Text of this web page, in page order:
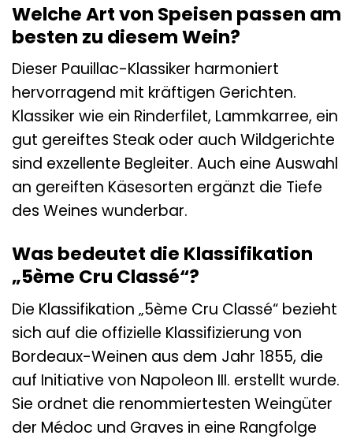
Welche Art von Speisen passen am
besten zu diesem Wein?
Dieser Pauillac-Klassiker harmoniert
hervorragend mit kräftigen Gerichten.
Klassiker wie ein Rinderfilet, Lammkarree, ein
gut gereiftes Steak oder auch Wildgerichte
sind exzellente Begleiter. Auch eine Auswahl
an gereiften Käsesorten ergänzt die Tiefe
des Weines wunderbar.
Was bedeutet die Klassifikation
„5ème Cru Classé“?
Die Klassifikation „5ème Cru Classé“ bezieht
sich auf die offizielle Klassifizierung von
Bordeaux-Weinen aus dem Jahr 1855, die
auf Initiative von Napoleon III. erstellt wurde.
Sie ordnet die renommiertesten Weingüter
der Médoc und Graves in eine Rangfolge